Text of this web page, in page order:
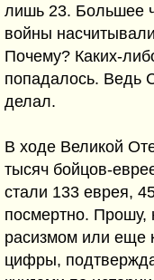
лишь 23. Большее
войны
Почему? Каких-
попадалось. Ведь
делал.
В ходе Великой
тысяч бойцов-
стали 133 еврея,
посмертно. Прошу,
расизмом или еще
цифры,